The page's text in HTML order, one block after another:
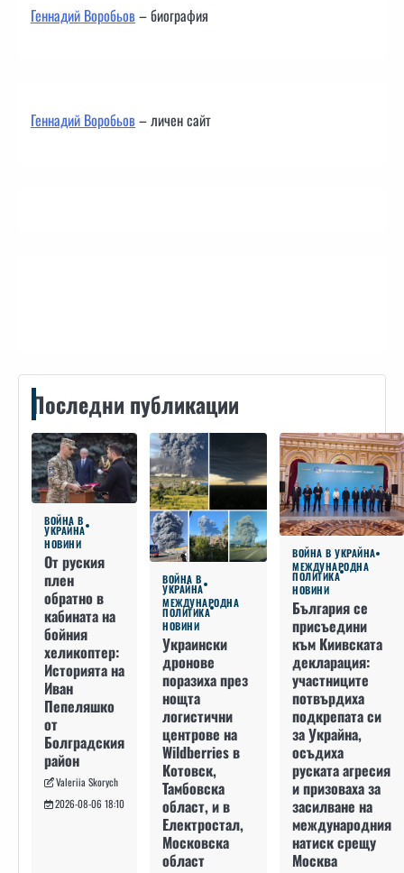
Геннадий Воробьов– биография
Геннадий Воробьов– личен сайт
Последни публикации
ВОЙНА В
УКРАЙНА
НОВИНИ
От руския
плен
обратно в
кабината на
бойния
хеликоптер:
Историята на
Иван
Пепеляшко
от
Болградския
район
Valeriia Skorych
2026-08-06 18:10
ВОЙНА В
УКРАЙНА
МЕЖДУНАРОДНА
ПОЛИТИКА
НОВИНИ
Украински
дронове
поразиха през
нощта
логистични
центрове на
Wildberries в
Котовск,
Тамбовска
област, и в
Електростал,
Московска
област
ВОЙНА В УКРАЙНА
МЕЖДУНАРОДНА
ПОЛИТИКА
НОВИНИ
България се
присъедини
към Киивската
декларация:
участниците
потвърдиха
подкрепата си
за Украйна,
осъдиха
руската агресия
и призоваха за
засилване на
международния
натиск срещу
Москва